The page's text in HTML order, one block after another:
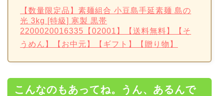
【数量限定品】素麺組合 小豆島手延素麺 島の
光 3kg [特級] 寒製 黒帯
2200020016335【02001】【送料無料】【そ
うめん】【お中元】【ギフト】【贈り物】
こんなのもあってね。うん、あるんで